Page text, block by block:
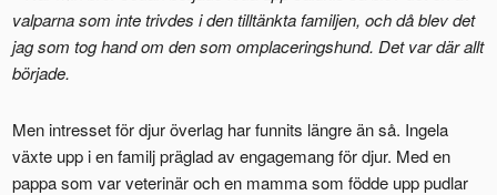
valparna som inte trivdes i den tilltänkta familjen, och då blev det
jag som tog hand om den som omplaceringshund. Det var där allt
började.
Men intresset för djur överlag har funnits längre än så. Ingela
växte upp i en familj präglad av engagemang för djur. Med en
pappa som var veterinär och en mamma som födde upp pudlar